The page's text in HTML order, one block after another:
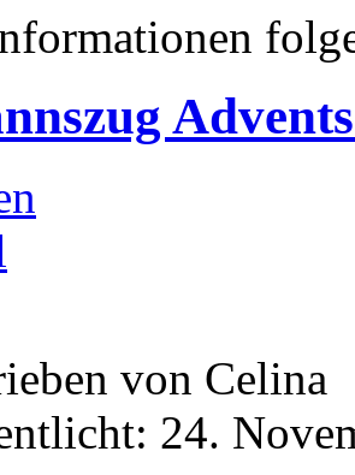
von Celina
24.